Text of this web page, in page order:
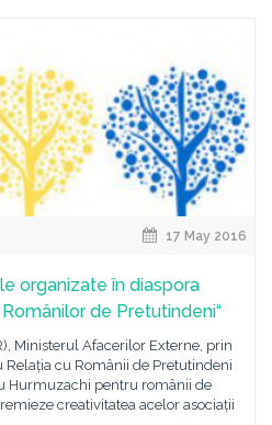
17 May 2016
organizate în diaspora
de Pretutindeni“
Ministerul Afacerilor Externe, prin
cu Românii de Pretutindeni
Hurmuzachi pentru românii de
creativitatea acelor asociații